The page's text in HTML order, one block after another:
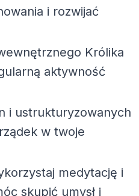
i rozwijać
Królika
aktywność
i ustrukturyzowanych
w twoje
medytację i
skupić umysł i